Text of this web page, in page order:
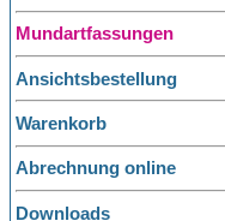
Mundartfassungen
Ansichtsbestellung
Warenkorb
Abrechnung online
Downloads